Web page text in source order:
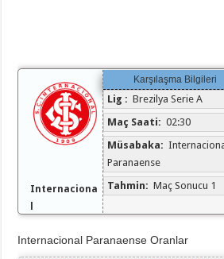
Internaciona
Karşılaşma Bilgileri
Lig : Brezilya Serie A
Maç Saati: 02:30
Müsabaka:
Paranaense
Tahmin: Maç Sonucu 1
Internacional Paranaense Oranlar